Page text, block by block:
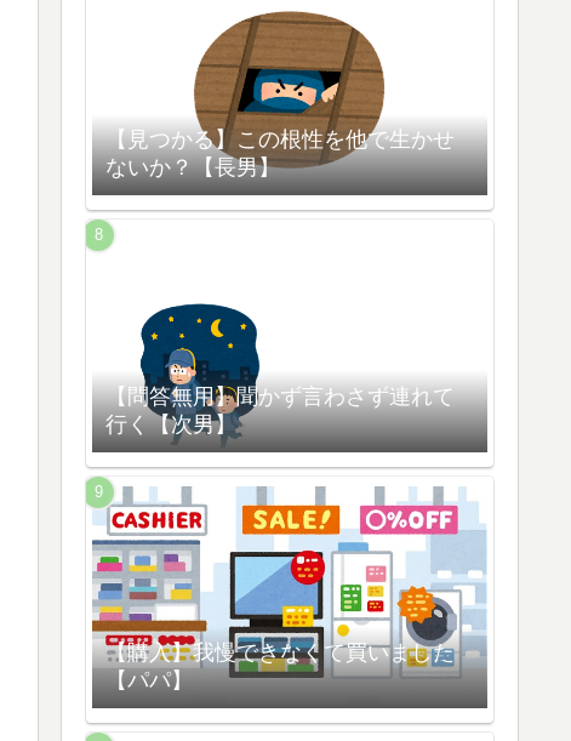
【見つかる】この根性を他で生かせ
ないか？【長男】
【問答無用】聞かず言わさず連れて
行く【次男】
【購入】我慢できなくて買いました
【パパ】